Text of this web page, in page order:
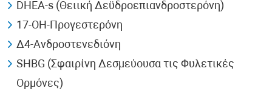
DHEA-s (Θειική Δεϋδροεπιανδροστερόνη)
17-ΟΗ-Προγεστερόνη
Δ4-Ανδροστενεδιόνη
SHBG (Σφαιρίνη Δεσμεύουσα τις Φυλετικές
Ορμόνες)